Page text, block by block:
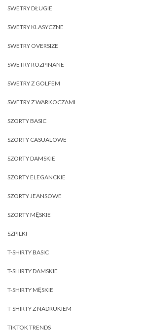
SWETRY DŁUGIE
SWETRY KLASYCZNE
SWETRY OVERSIZE
SWETRY ROZPINANE
SWETRY Z GOLFEM
SWETRY Z WARKOCZAMI
SZORTY BASIC
SZORTY CASUALOWE
SZORTY DAMSKIE
SZORTY ELEGANCKIE
SZORTY JEANSOWE
SZORTY MĘSKIE
SZPILKI
T-SHIRTY BASIC
T-SHIRTY DAMSKIE
T-SHIRTY MĘSKIE
T-SHIRTY Z NADRUKIEM
TIKTOK TRENDS